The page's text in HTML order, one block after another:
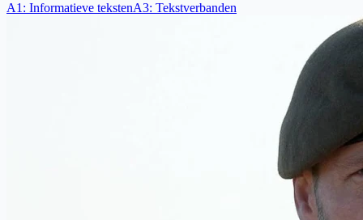
A1 : Informatieve tekstenA3: Tekstverbanden